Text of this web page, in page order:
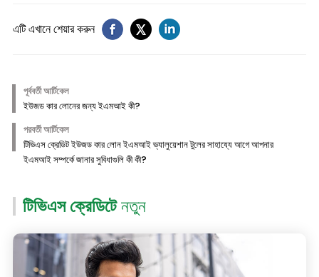
এটি এখানে শেয়ার করুন
পূর্ববর্তী আর্টিকেল
ইউজড কার লোনের জন্য ইএমআই কী?
পরবর্তী আর্টিকেল
টিভিএস ক্রেডিট ইউজড কার লোন ইএমআই ভ্যালুয়েশান টুলের সাহায্যে আগে আপনার
ইএমআই সম্পর্কে জানার সুবিধাগুলি কী কী?
টিভিএস ক্রেডিটেনতুন